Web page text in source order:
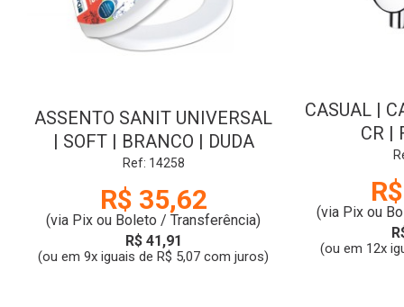
ASSENTO SANIT UNIVERSAL
| SOFT | BRANCO | DUDA
Ref: 14258
R$ 35,62
(via Pix ou Boleto / Transferência)
R$ 41,91
(ou em 9x iguais de R$ 5,07 com juros)
CASUAL |
CR |
(via Pix ou
(ou em 12x